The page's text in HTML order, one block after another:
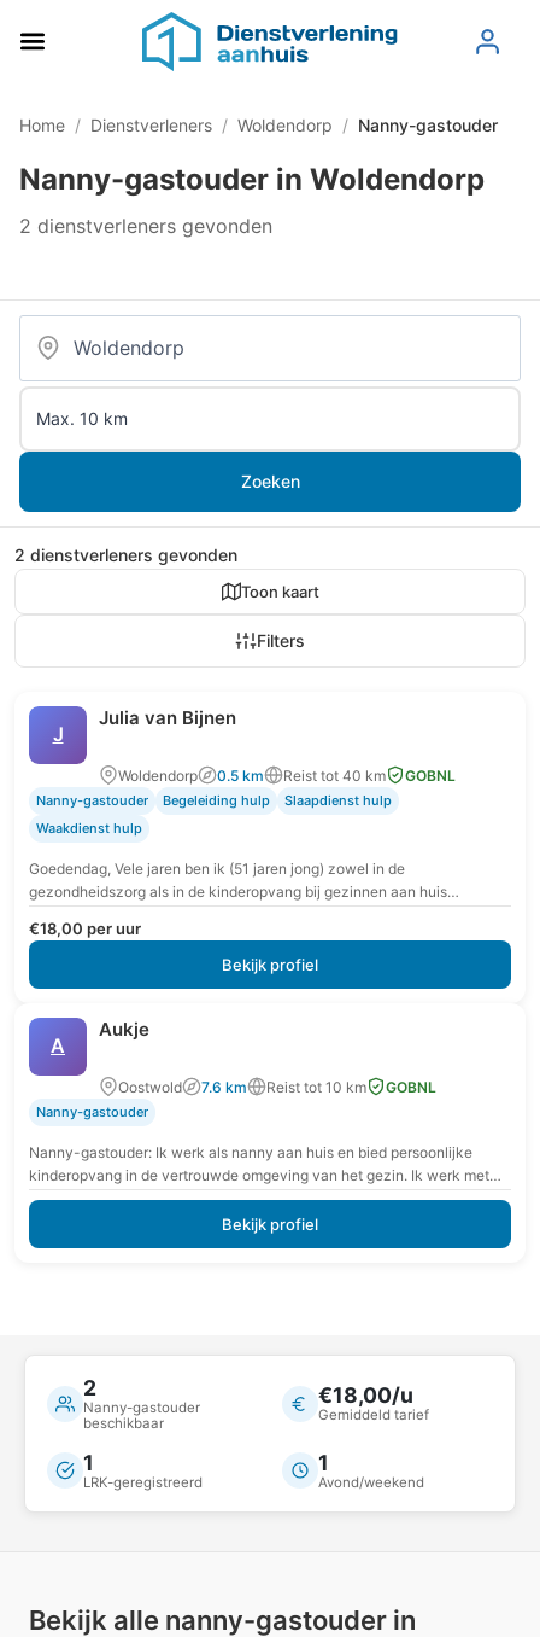
Home / Dienstverleners / Woldendorp / Nanny-gastouder
Nanny-gastouder in Woldendorp
2 dienstverleners gevonden
Zoeken
2 dienstverleners gevonden
Toon kaart
Filters
J
Julia van Bijnen
Woldendorp 0.5 km Reist tot 40 km GOBNL
Nanny-gastouder Begeleiding hulp
Slaapdienst hulp
Waakdienst hulp
Goedendag, Vele jaren ben ik (51 jaren jong) zowel in de
gezondheidszorg als in de kinderopvang bij gezinnen aan huis
€18,00 per uur
Bekijk profiel
A
Aukje
Oostwold 7.6 km Reist tot 10 km GOBNL
Nanny-gastouder
Nanny-gastouder: Ik werk als nanny aan huis en bied persoonlijke
kinderopvang in de vertrouwde omgeving van het gezin. Ik werk met
extra aandacht voor rust,…
Bekijk profiel
2
Nanny-gastouder
beschikbaar
€18,00/u
Gemiddeld tarief
1
LRK-geregistreerd
1
Avond/weekend
Bekijk alle nanny-gastouder in